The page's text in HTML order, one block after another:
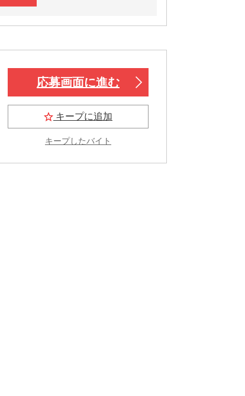
応募画面に進む
キープに追加
キープしたバイト